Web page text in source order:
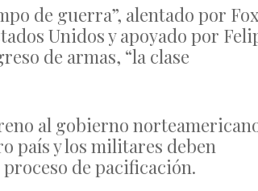
de guerra”, alentado por
Unidos y apoyado por
de armas, “la clase
al gobierno
país y los militares deben
de pacificación.